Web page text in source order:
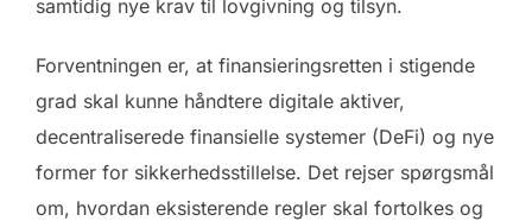
samtidig nye krav til lovgivning og tilsyn.
Forventningen er, at finansieringsretten i stigende
grad skal kunne håndtere digitale aktiver,
decentraliserede finansielle systemer (DeFi) og nye
former for sikkerhedsstillelse. Det rejser spørgsmål
om, hvordan eksisterende regler skal fortolkes og